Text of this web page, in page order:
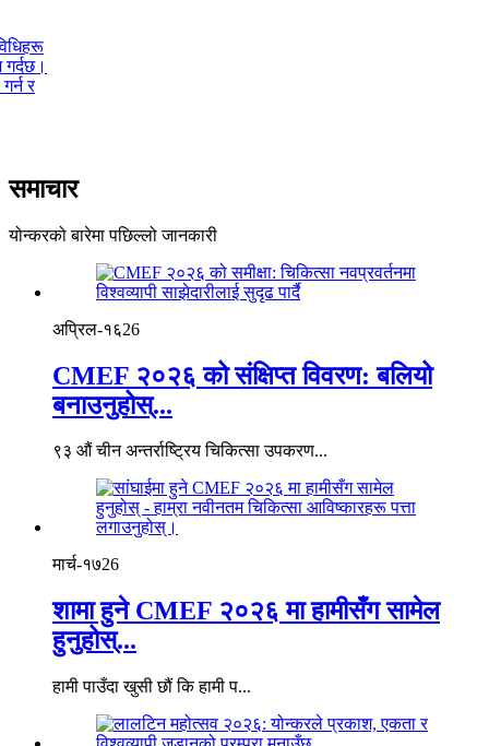
र
समाचार
योन्करको बारेमा पछिल्लो जानकारी
अप्रिल-१६26
CMEF २०२६ को संक्षिप्त विवरण: बलियो
बनाउनुहोस्...
९३ औं चीन अन्तर्राष्ट्रिय चिकित्सा उपकरण...
मार्च-१७26
शामा हुने CMEF २०२६ मा हामीसँग सामेल
हुनुहोस्...
हामी पाउँदा खुसी छौं कि हामी प...